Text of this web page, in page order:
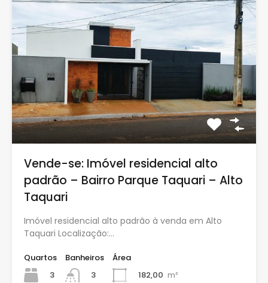
Vende-se: Imóvel residencial alto
padrão – Bairro Parque Taquari – Alto
Taquari
Imóvel residencial alto padrão à venda em Alto
Taquari Localização:…
Quartos
3
Banheiros
3
Área
182,00 m²